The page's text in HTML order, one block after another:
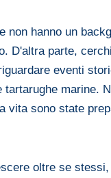
non hanno un
D'altra parte,
eventi
marine.
vita sono state
oltre se